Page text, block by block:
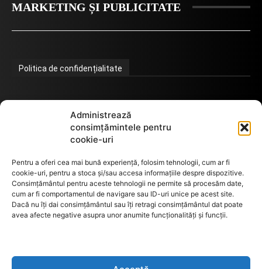
Administrează
consimțămintele pentru
cookie-uri
Pentru a oferi cea mai bună experiență, folosim tehnologii, cum ar fi
cookie-uri, pentru a stoca și/sau accesa informațiile despre dispozitive.
Consimțământul pentru aceste tehnologii ne permite să procesăm date,
cum ar fi comportamentul de navigare sau ID-uri unice pe acest site.
Dacă nu îți dai consimțământul sau îți retragi consimțământul dat poate
avea afecte negative asupra unor anumite funcționalități și funcții.
MARKETING ȘI PUBLICITATE
Politica de confidențialitate
Termeni de utilizare
GDPR